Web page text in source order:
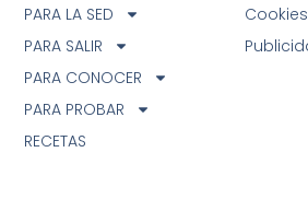
Cookies
PARA LA SED
PARA SALIR
PARA CONOCER
PARA PROBAR
RECETAS